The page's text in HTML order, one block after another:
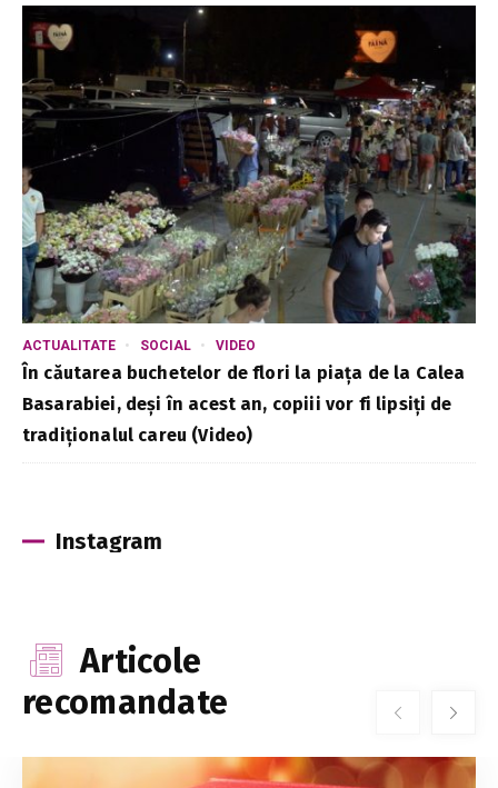
ACTUALITATE SOCIAL VIDEO
În căutarea buchetelor de flori la piața de la Calea
Basarabiei, deși în acest an, copiii vor fi lipsiți de
tradiționalul careu (Video)
Instagram
Articole
recomandate